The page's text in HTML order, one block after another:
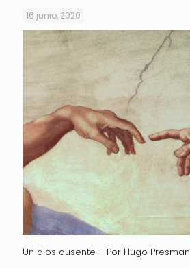
16 junio, 2020
Un dios ausente – Por Hugo Presman